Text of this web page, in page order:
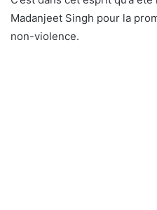
Madanjeet Singh pour la
non-violence.